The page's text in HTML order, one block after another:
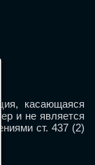
касающаяся
и не является
ст. 437 (2)